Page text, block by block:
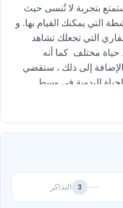
بتجربة لا تُنسى حيث
التي يمكنك القيام بها. و
التي تجعلك تشاهد
مختلف كما أنه
إلى ذلك ، ستقضي
البدوية في وسط
والمرتفعات حيث يوجد
صغيرة. احجز الآن!
3 التذاكر